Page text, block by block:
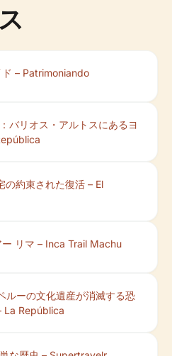
– Patrimoniando
バリオス・アルトスにあるヨ
の約束された復活 – El
リマ – Inca Trail Machu
ルーの文化遺産が消滅する恐
La República